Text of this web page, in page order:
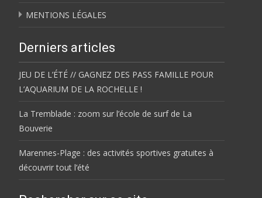
MENTIONS LÉGALES
Derniers articles
JEU DE L’ÉTÉ // GAGNEZ DES PASS FAMILLE POUR
L’AQUARIUM DE LA ROCHELLE !
La Tremblade : zoom sur l’école de surf de La
Bouverie
Marennes-Plage : des activités sportives gratuites à
découvrir tout l’été